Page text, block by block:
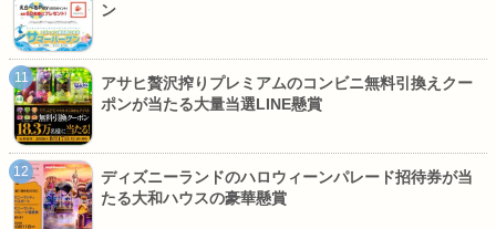
ン
アサヒ贅沢搾りプレミアムのコンビニ無料引換えクー
ポンが当たる大量当選LINE懸賞
ディズニーランドのハロウィーンパレード招待券が当
たる大和ハウスの豪華懸賞